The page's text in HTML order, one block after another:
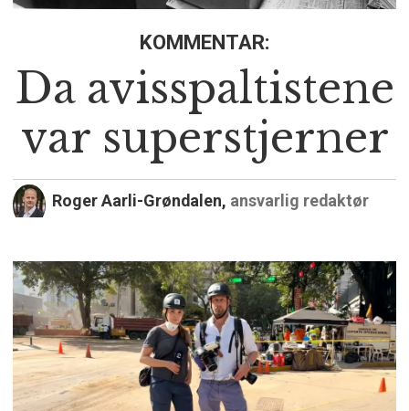
KOMMENTAR:
Da avisspaltistene
var superstjerner
Roger Aarli-Grøndalen, ansvarlig redaktør